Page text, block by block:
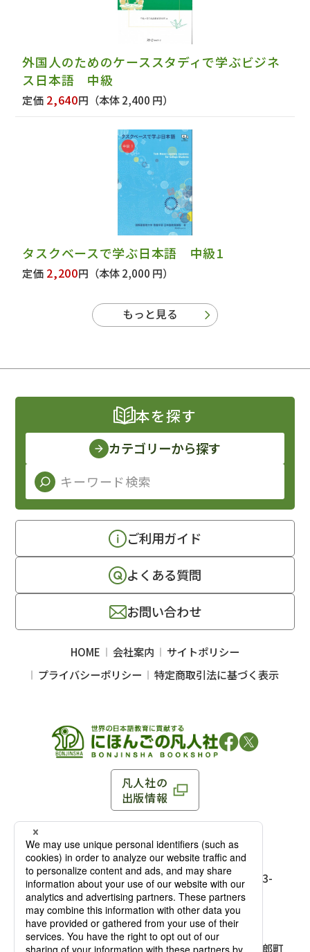
外国人のためのケーススタディで学ぶビジネ
ス日本語 中級
定価 2,640円 （本体 2,400 円）
タスクベースで学ぶ日本語 中級1
定価 2,200円 （本体 2,000 円）
もっと見る
凡人社の
出版情報
〒102-0093 東京都千代田区平河町 1-3-13 8F
TEL：03-3263-3959／FAX：03-3263-3116
麹町店
〒102-0093 東京都千代田区平河町1-3-
13 8F［アクセス］
TEL：03-3239-8673／FAX：03-3263-
3116
〒541-0056 大阪府大阪市中央区久太郎町
本を探す
カテゴリーから探す
ご利用ガイド
よくある質問
お問い合わせ
HOME 会社案内
サイトポリシー
プライバシーポリシー
特定商取引法に基づく表示